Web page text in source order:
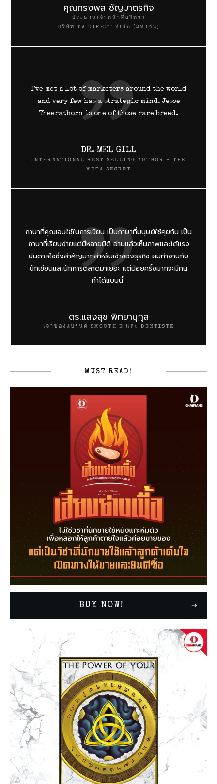
คุณทรงพล ชัญมาตรกิจ
ประธานเจ้าหน้าที่บริหาร
บริษัท TV DIRECT จำกัด (มหาชน)
I've met a lot of marketers around the world
and very few has a strategic mind. Jesse
Theerathorn is one of those rare breed.
DR. MEL GILL
INTERNATIONAL BEST SELLING AUTHOR - THE
META SECRET
ภาษาที่คุณเจษใช้ในการเขียน เป็นภาษาที่มนุษย์ใช้คุยกัน เป็น
ภาษาที่เรียบง่ายแต่มีหลายมิติ อ่านแล้วเห็นภาพและได้แรง
บันดาลใจซึ่งสำคัญมากสำหรับเจ้าของธุรกิจ ผมทำงานกับ
นักเขียนและนักการตลาดมาเยอะ แต่น้อยครั้งมากจะมีคน
ทำได้แบบนี้
ดร.แสงสุข พิทยานุกุล
เจ้าของแบรนด์ SMOOTH E และ DENTISTE
MUST READ!
BUY NOW!